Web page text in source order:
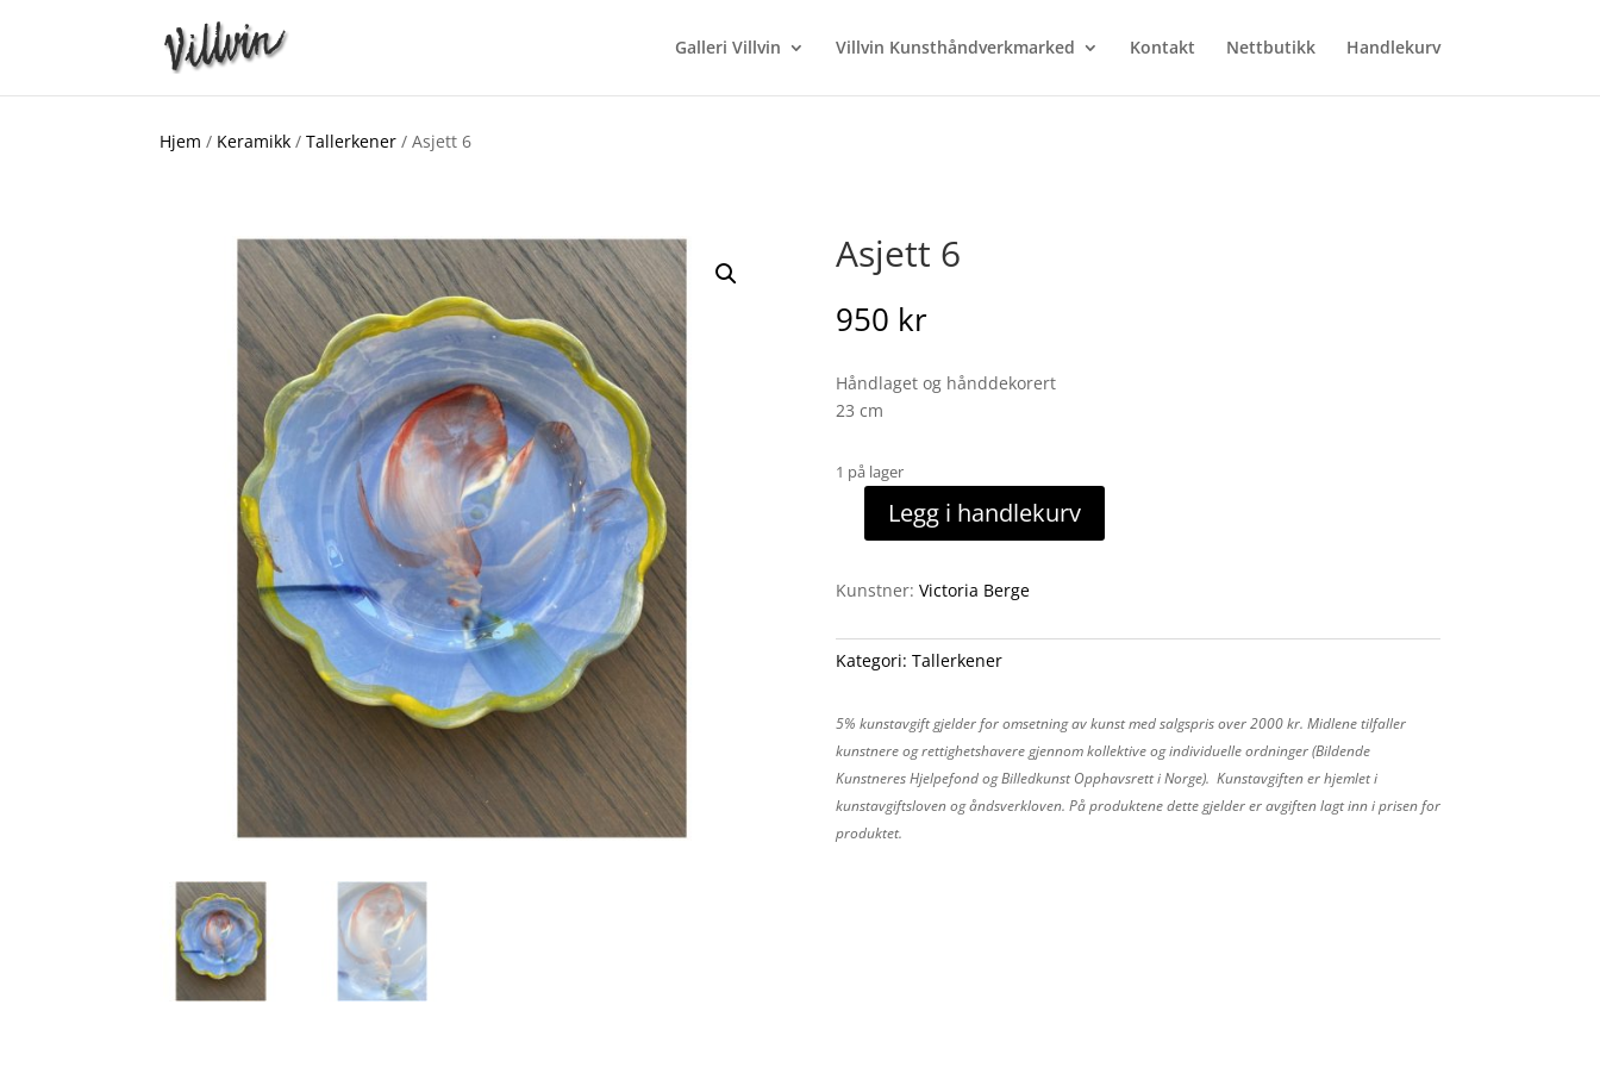
Galleri Villvin Villvin Kunsthåndverkmarked Kontakt Nettbutikk Handlekurv
Hjem / Keramikk /Tallerkener / Asjett 6
Asjett 6
950 kr
Håndlaget og hånddekorert
23 cm
1 på lager
antall
Legg i handlekurv
Kunstner: Victoria Berge
Kategori: Tallerkener
5% kunstavgift gjelder for omsetning av kunst med salgspris over 2000 kr. Midlene tilfaller
kunstnere og rettighetshavere gjennom kollektive og individuelle ordninger (Bildende
Kunstneres Hjelpefond og Billedkunst Opphavsrett i Norge). Kunstavgiften er hjemlet i
kunstavgiftsloven og åndsverkloven. På produktene dette gjelder er avgiften lagt inn i prisen for
produktet.